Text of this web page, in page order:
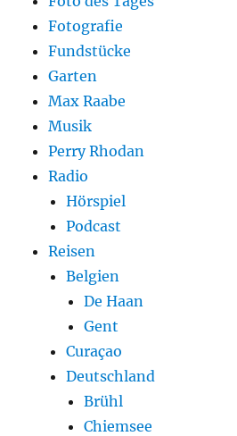
Fotografie
Fundstücke
Garten
Max Raabe
Musik
Perry Rhodan
Radio
Hörspiel
Podcast
Reisen
Belgien
De Haan
Gent
Curaçao
Deutschland
Brühl
Chiemsee